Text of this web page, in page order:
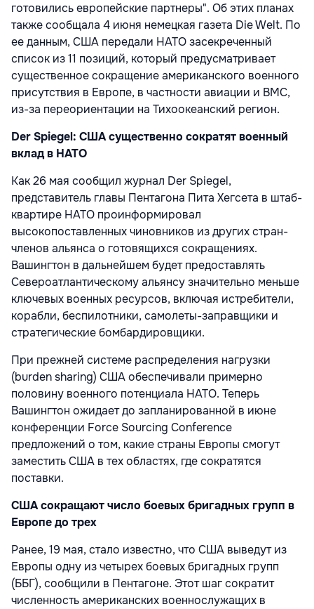
готовились европейские партнеры". Об этих планах
также сообщала 4 июня немецкая газета Die Welt. По
ее данным, США передали НАТО засекреченный
список из 11 позиций, который предусматривает
существенное сокращение американского военного
присутствия в Европе, в частности авиации и ВМС,
из-за переориентации на Тихоокеанский регион.
Der Spiegel: США существенно сократят военный
вклад в НАТО
Как 26 мая сообщил журнал Der Spiegel,
представитель главы Пентагона Пита Хегсета в штаб-
квартире НАТО проинформировал
высокопоставленных чиновников из других стран-
членов альянса о готовящихся сокращениях.
Вашингтон в дальнейшем будет предоставлять
Североатлантическому альянсу значительно меньше
ключевых военных ресурсов, включая истребители,
корабли, беспилотники, самолеты-заправщики и
стратегические бомбардировщики.
При прежней системе распределения нагрузки
(burden sharing) США обеспечивали примерно
половину военного потенциала НАТО. Теперь
Вашингтон ожидает до запланированной в июне
конференции Force Sourcing Conference
предложений о том, какие страны Европы смогут
заместить США в тех областях, где сократятся
поставки.
США сокращают число боевых бригадных групп в
Европе до трех
Ранее, 19 мая, стало известно, что США выведут из
Европы одну из четырех боевых бригадных групп
(ББГ), сообщили в Пентагоне. Этот шаг сократит
численность американских военнослужащих в